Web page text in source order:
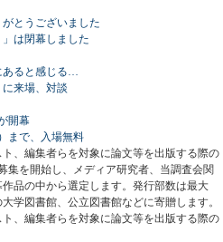
とうございました
は閉幕しました
ると感じる…
来場、対談
開幕
まで、入場無料
、編集者らを対象に論文等を出版する際の
集を開始し、メディア研究者、当調査会関
品の中から選定します。発行部数は最大
学図書館、公立図書館などに寄贈します。
、編集者らを対象に論文等を出版する際の